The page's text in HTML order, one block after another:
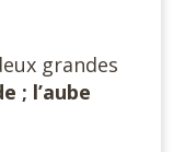
grandes
; l’aube